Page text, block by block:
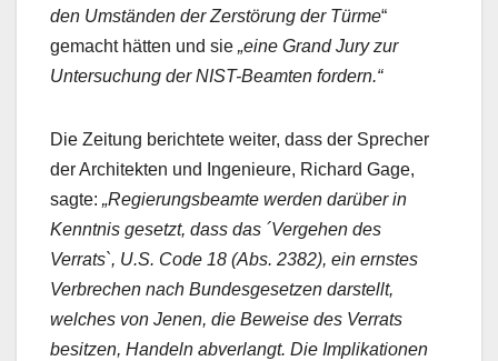
den Umständen der Zerstörung der Türme“
gemacht hätten und sie „eine Grand Jury zur
Untersuchung der NIST-Beamten fordern.“
Die Zeitung berichtete weiter, dass der Sprecher
der Architekten und Ingenieure, Richard Gage,
sagte: „Regierungsbeamte werden darüber in
Kenntnis gesetzt, dass das ´Vergehen des
Verrats`, U.S. Code 18 (Abs. 2382), ein ernstes
Verbrechen nach Bundesgesetzen darstellt,
welches von Jenen, die Beweise des Verrats
besitzen, Handeln abverlangt. Die Implikationen